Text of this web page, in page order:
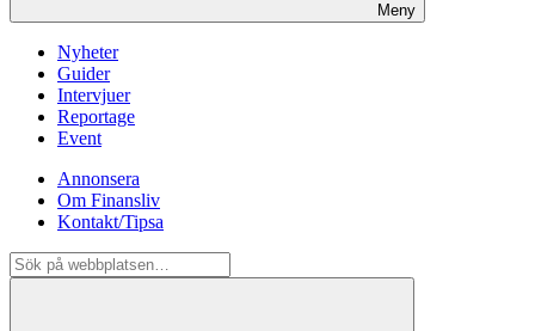
Meny
Nyheter
Guider
Intervjuer
Reportage
Event
Annonsera
Om Finansliv
Kontakt/Tipsa